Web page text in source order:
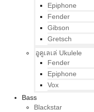
Epiphone
Fender
Gibson
Gretsch
อูคูเลเล่ Ukulele
Fender
Epiphone
Vox
Bass
Blackstar